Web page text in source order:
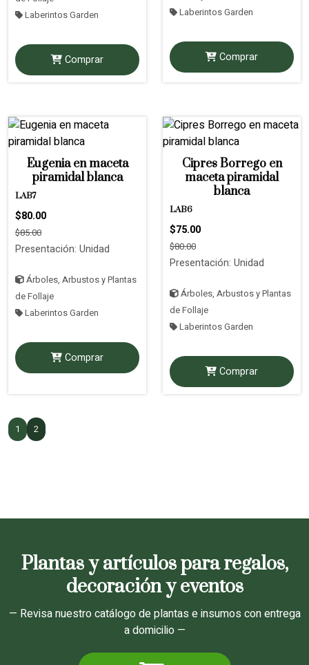
Laberintos Garden
Comprar
Laberintos Garden
Comprar
Eugenia en maceta
piramidal blanca
LAB7
$80.00
$85.00
Presentación: Unidad
Árboles, Arbustos y Plantas
de Follaje
Laberintos Garden
Comprar
Cipres Borrego en
maceta piramidal
blanca
LAB6
$75.00
$80.00
Presentación: Unidad
Árboles, Arbustos y Plantas
de Follaje
Laberintos Garden
Comprar
1 2
Plantas y artículos para regalos,
decoración y eventos
— Revisa nuestro catálogo de plantas e insumos con entrega
a domicilio —